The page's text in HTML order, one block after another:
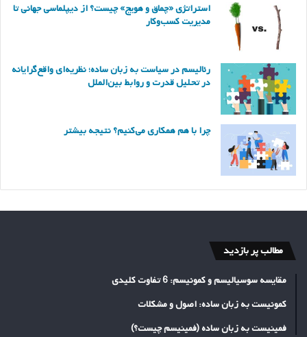
استراتژی «چماق و هویج» چیست؟ از دیپلماسی جهانی تا
مدیریت کسب‌وکار
رئالیسم در سیاست به زبان ساده؛ نظریه‌ای واقع‌گرایانه
در تحلیل قدرت و روابط بین‌الملل
چرا با هم همکاری می‌کنیم؟ نتیجه بیشتر
مطالب پر بازدید
مقایسه سوسیالیسم و کمونیسم: 6 تفاوت کلیدی
کمونیست به زبان ساده: اصول و مشکلات
فمینیست به زبان ساده (فمینیسم چیست؟)